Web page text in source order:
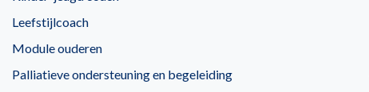
Leefstijlcoach
Module ouderen
Palliatieve ondersteuning en begeleiding